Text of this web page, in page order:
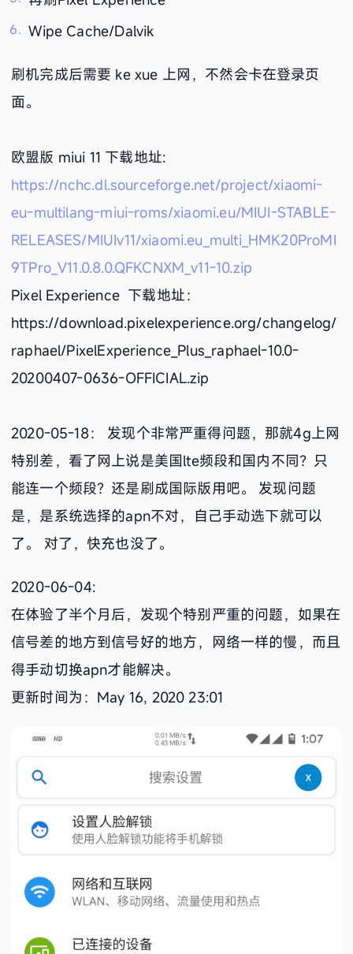
Wipe Cache/Dalvik
刷机完成后需要 ke xue 上网，不然会卡在登录页
面。
欧盟版 miui 11 下载地址:
https://nchc.dl.sourceforge.net/project/xiaomi-
eu-multilang-miui-roms/xiaomi.eu/MIUI-STABLE-
RELEASES/MIUIv11/xiaomi.eu_multi_HMK20ProMI
9TPro_V11.0.8.0.QFKCNXM_v11-10.zip
Pixel Experience 下载地址：
https://download.pixelexperience.org/changelog/
raphael/PixelExperience_Plus_raphael-10.0-
20200407-0636-OFFICIAL.zip
2020-05-18： 发现个非常严重得问题，那就4g上网
特别差，看了网上说是美国lte频段和国内不同？只
能连一个频段？还是刷成国际版用吧。 发现问题
是，是系统选择的apn不对，自己手动选下就可以
了。 对了，快充也没了。
2020-06-04:
在体验了半个月后，发现个特别严重的问题，如果在
信号差的地方到信号好的地方，网络一样的慢，而且
得手动切换apn才能解决。
更新时间为：May 16, 2020 23:01